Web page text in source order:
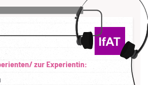
zur Experientin: